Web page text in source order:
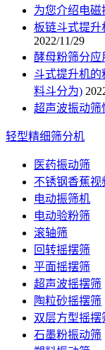
为您介绍电
板链斗式提升
2022/11/29
酵母粉筛分应
斗式提升机的
料斗分为)
超声波振动筛
轻型精细筛分机
医药振动筛
不锈钢香蕉视
电动振筛机
电动验粉筛
滚轴筛
回转摇摆筛
平面摇摆筛
超声波摇摆筛
陶粒砂摇摆筛
双层方型摇摆
石墨粉振动筛